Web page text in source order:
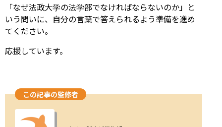
「なぜ法政大学の法学部でなければならないのか」と
いう問いに、自分の言葉で答えられるよう準備を進め
てください。
応援しています。
この記事の監修者
ユーザー画像の背景